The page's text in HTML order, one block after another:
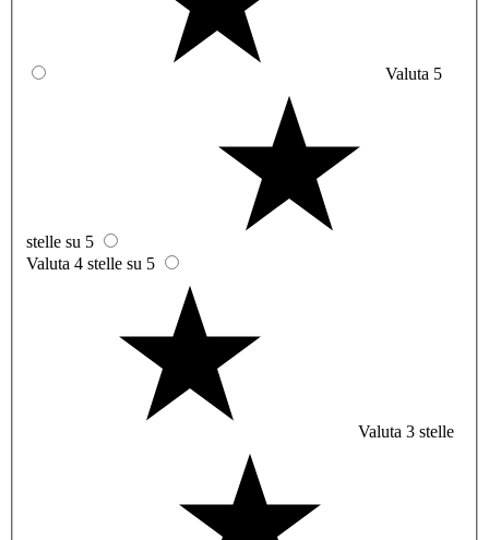
Valuta 5
stelle su 5
Valuta 4 stelle su 5
Valuta 3 stelle